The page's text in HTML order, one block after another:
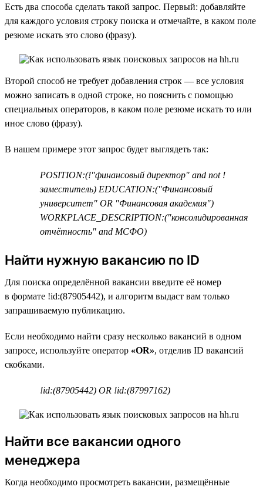
Есть два способа сделать такой запрос. Первый: добавляйте
для каждого условия строку поиска и отмечайте, в каком поле
резюме искать это слово (фразу).
Второй способ не требует добавления строк — все условия
можно записать в одной строке, но пояснить с помощью
специальных операторов, в каком поле резюме искать то или
иное слово (фразу).
В нашем примере этот запрос будет выглядеть так:
POSITION:(!"финансовый директор" and not !
заместитель) EDUCATION:("Финансовый
университет" OR "Финансовая академия")
WORKPLACE_DESCRIPTION:("консолидированная
отчётность" and МСФО)
Найти нужную вакансию по ID
Для поиска определённой вакансии введите её номер
в формате !id:(87905442), и алгоритм выдаст вам только
запрашиваемую публикацию.
Если необходимо найти сразу несколько вакансий в одном
запросе, используйте оператор «OR», отделив ID вакансий
скобками.
!id:(87905442) OR !id:(87997162)
Найти все вакансии одного
менеджера
Когда необходимо просмотреть вакансии, размещённые